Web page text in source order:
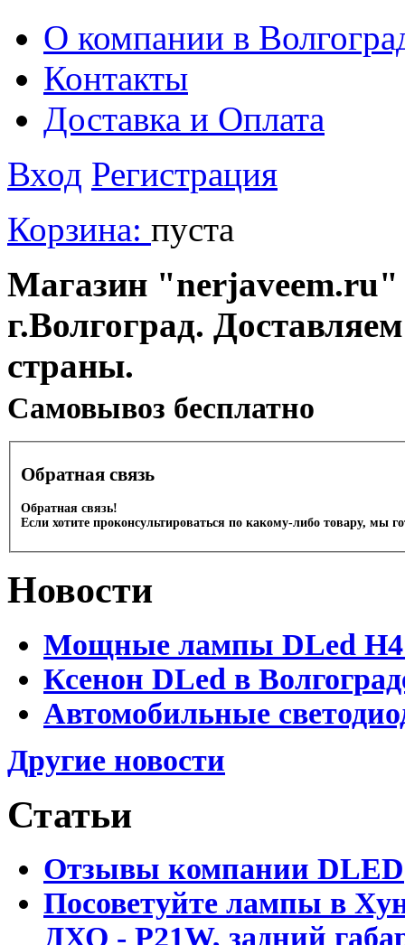
О компании в
Контакты
Доставка и Оплата
Вход Регистрация
Корзина: пуста
Магазин "nerjaveem.ru"
г.Волгоград.
страны.
Cамовывоз бесплатно
Обратная связь
Обратная связь!
Если хотите проконсультироваться по какому-либо товару, мы
Новости
Мощные лампы DLed H4
Ксенон DLed в
Автомобильные
Другие новости
Статьи
Отзывы компании DLED
Посоветуйте лампы в
ДХО - P21W, задний